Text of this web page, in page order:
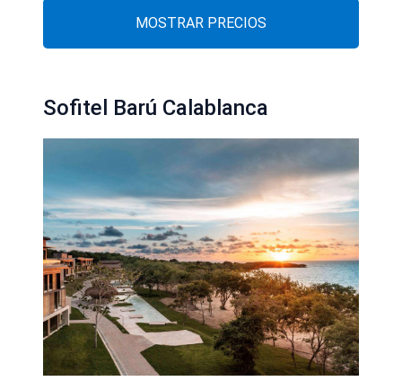
MOSTRAR PRECIOS
Sofitel Barú Calablanca